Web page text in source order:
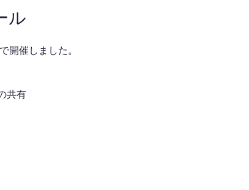
ル
開催しました。
共有